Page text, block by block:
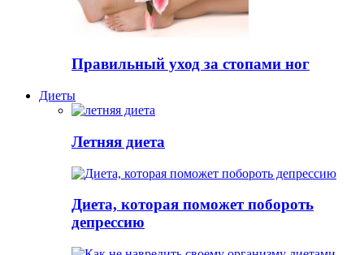
Правильный уход за стопами ног
Диеты
Летняя диета
Диета, которая поможет побороть
депрессию